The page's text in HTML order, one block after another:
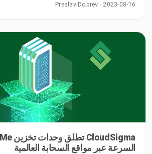
الاستفادة منها بالكامل … اقرأ المزيد
Preslav Dobrev · 2023-08-16
السرعة عبر مواقع السحابة العالمية